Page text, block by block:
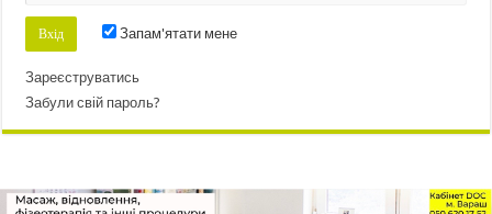
Запам'ятати мене
Зареєструватись
Забули свій пароль?